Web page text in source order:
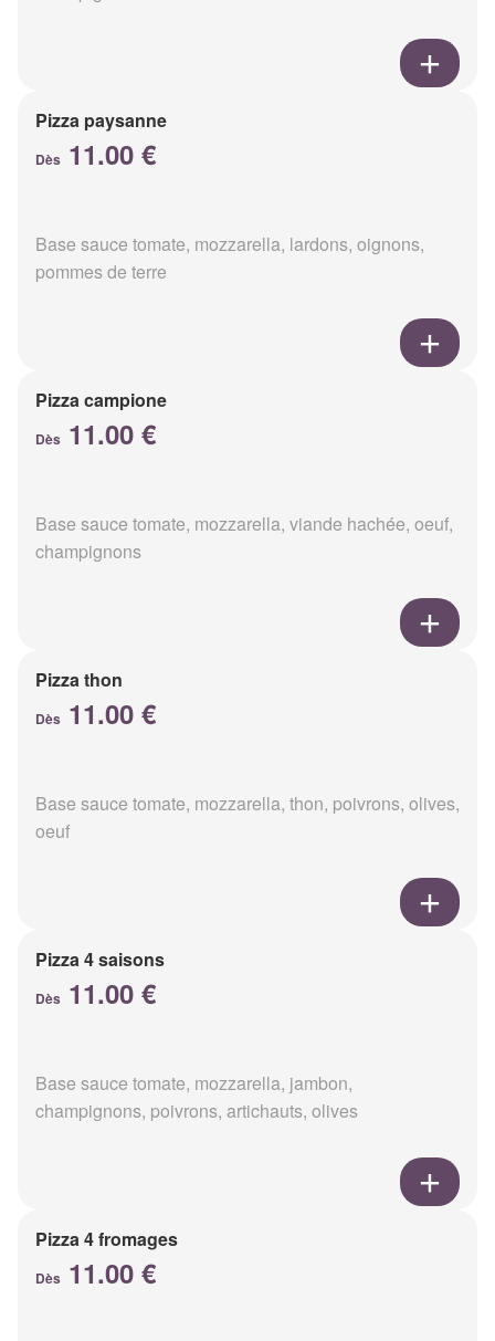
Pizza paysanne
Dès 11.00 €
Base sauce tomate, mozzarella, lardons, oignons,
pommes de terre
Pizza campione
Dès 11.00 €
Base sauce tomate, mozzarella, viande hachée, oeuf,
champignons
Pizza thon
Dès 11.00 €
Base sauce tomate, mozzarella, thon, poivrons, olives,
oeuf
Pizza 4 saisons
Dès 11.00 €
Base sauce tomate, mozzarella, jambon,
champignons, poivrons, artichauts, olives
Pizza 4 fromages
Dès 11.00 €